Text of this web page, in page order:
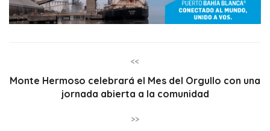
<<
Monte Hermoso celebrará el Mes del Orgullo con una
jornada abierta a la comunidad
>>